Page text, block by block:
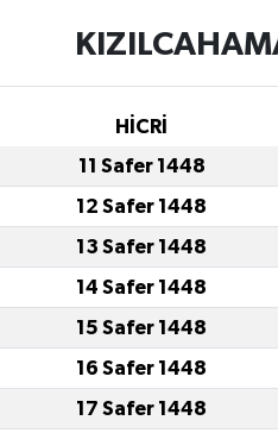
HİCRİ
11 Safer 1448
12 Safer 1448
13 Safer 1448
14 Safer 1448
15 Safer 1448
16 Safer 1448
17 Safer 1448